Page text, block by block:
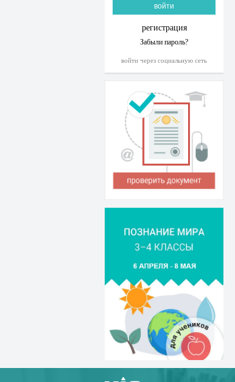
регистрация
Забыли пароль?
войти через социальную сеть